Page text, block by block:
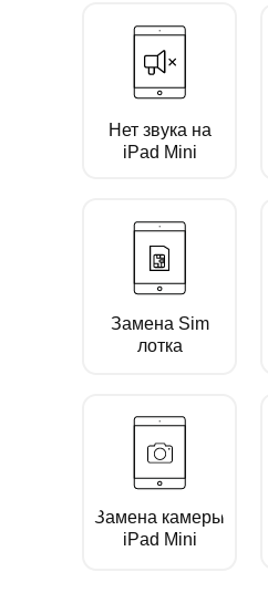
Замена камеры
iPad Mini
Нет звука на
iPad Mini
Замена Sim
лотка